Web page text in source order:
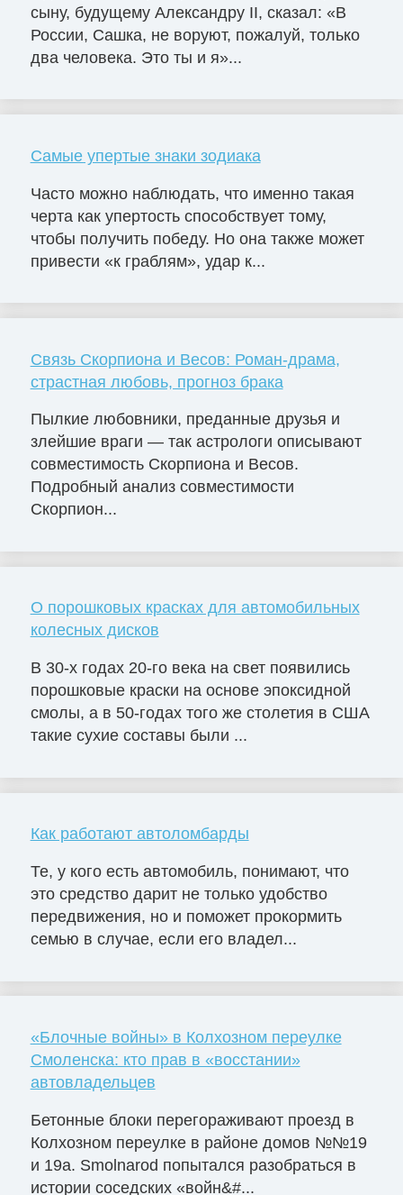
сыну, будущему Александру II, сказал: «В
России, Сашка, не воруют, пожалуй, только
два человека. Это ты и я»...
Самые упертые знаки зодиака
Часто можно наблюдать, что именно такая
черта как упертость способствует тому,
чтобы получить победу. Но она также может
привести «к граблям», удар к...
Связь Скорпиона и Весов: Роман-драма,
страстная любовь, прогноз брака
Пылкие любовники, преданные друзья и
злейшие враги — так астрологи описывают
совместимость Скорпиона и Весов.
Подробный анализ совместимости
Скорпион...
О порошковых красках для автомобильных
колесных дисков
В 30-х годах 20-го века на свет появились
порошковые краски на основе эпоксидной
смолы, а в 50-годах того же столетия в США
такие сухие составы были ...
Как работают автоломбарды
Те, у кого есть автомобиль, понимают, что
это средство дарит не только удобство
передвижения, но и поможет прокормить
семью в случае, если его владел...
«Блочные войны» в Колхозном переулке
Смоленска: кто прав в «восстании»
автовладельцев
Бетонные блоки перегораживают проезд в
Колхозном переулке в районе домов №№19
и 19а. Smolnarod попытался разобраться в
истории соседских «войн&#...